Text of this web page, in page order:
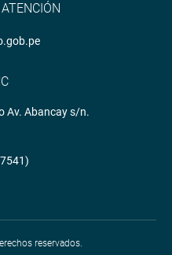
Av. Abancay s/n.
reservados.